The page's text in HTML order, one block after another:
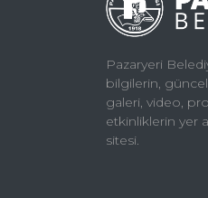
Pazaryeri
bilgilerin,
galeri, video,
etkinliklerin yer
sitesi.